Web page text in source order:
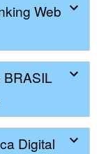
Web
BRASIL
Digital